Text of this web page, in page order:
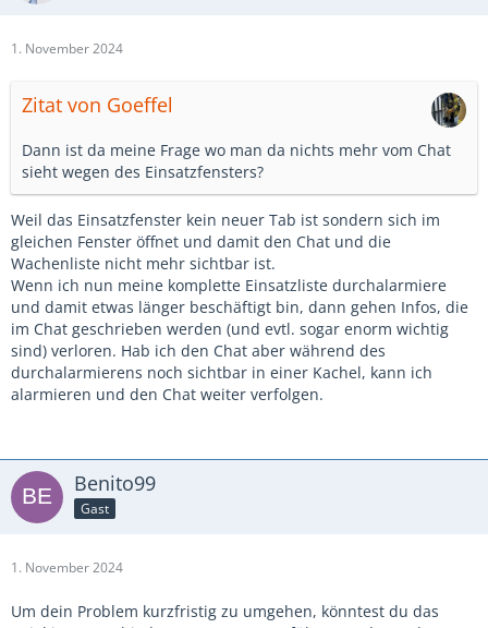
1. November 2024
Zitat von Goeffel
Dann ist da meine Frage wo man da nichts mehr vom Chat
sieht wegen des Einsatzfensters?
Weil das Einsatzfenster kein neuer Tab ist sondern sich im
gleichen Fenster öffnet und damit den Chat und die
Wachenliste nicht mehr sichtbar ist.
Wenn ich nun meine komplette Einsatzliste durchalarmiere
und damit etwas länger beschäftigt bin, dann gehen Infos, die
im Chat geschrieben werden (und evtl. sogar enorm wichtig
sind) verloren. Hab ich den Chat aber während des
durchalarmierens noch sichtbar in einer Kachel, kann ich
alarmieren und den Chat weiter verfolgen.
Benito99
Gast
1. November 2024
Um dein Problem kurzfristig zu umgehen, könntest du das